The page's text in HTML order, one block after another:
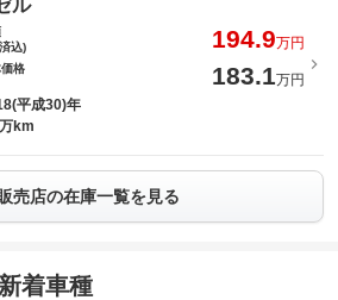
ル
込)
194.9万円
格
183.1万円
平成30)年
km
売店の在庫一覧を見る
着車種